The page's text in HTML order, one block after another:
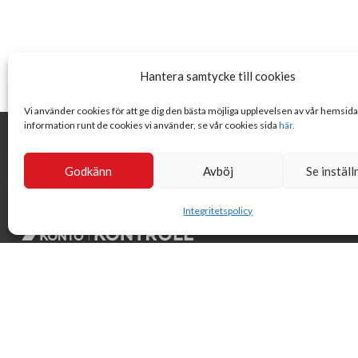
Hantera samtycke till cookies
Vi använder cookies för att ge dig den bästa möjliga upplevelsen av vår
information runt de cookies vi använder, se vår cookies sida här.
Godkänn Avböj Se
Integritetspolicy